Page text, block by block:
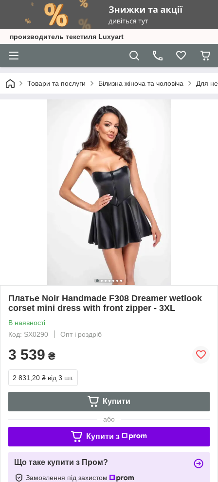
производитель текстиля Luxyart
Товари та послуги Білизна жіноча та чоловіча Для
Платье Noir Handmade F308 Dreamer wetlook
corset mini dress with front zipper - 3XL
В наявності
Код: SX0290
Опт і роздріб
3 539 ₴
2 831,20 ₴ від 3 шт.
Купити
або
Купити з
Що таке купити з Пром?
Замовлення під захистом